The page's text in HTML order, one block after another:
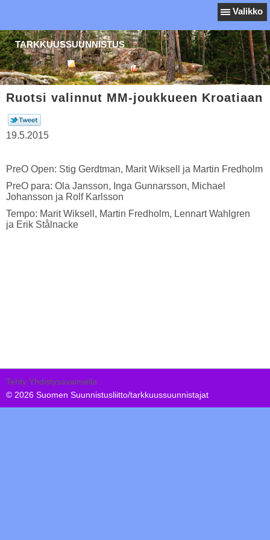
Valikko
TARKKUUSSUUNNISTUS
Ruotsi valinnut MM-joukkueen Kroatiaan
19.5.2015
PreO Open: Stig Gerdtman, Marit Wiksell ja Martin Fredholm
PreO para: Ola Jansson, Inga Gunnarsson, Michael
Johansson ja Rolf Karlsson
Tempo: Marit Wiksell, Martin Fredholm, Lennart Wahlgren
ja Erik Stålnacke
Tehty Yhdistysavaimella
© 2026 Suomen Suunnistusliitto/tarkkuussuunnistajat